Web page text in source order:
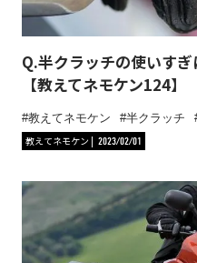
Q.半クラッチの使いす
【教えてネモケン124】
教えてネモケン 半クラッチ
教えてネモケン
2023/02/01